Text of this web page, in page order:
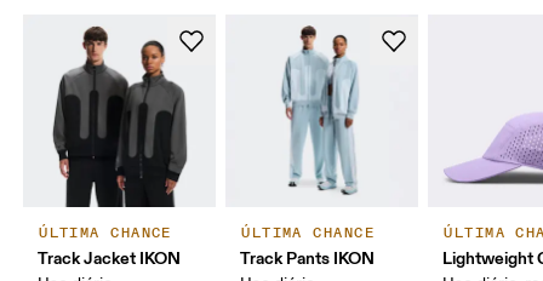
ÚLTIMA CHANCE
Track Jacket IKON
ÚLTIMA CHANCE
Track Pants IKON
ÚLTIMA
Lightweight